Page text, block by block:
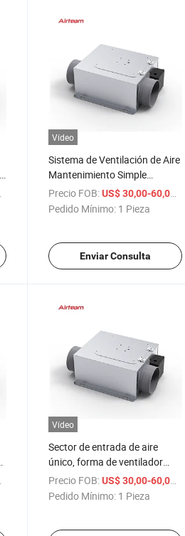
Vídeo
Sistema de Ventilación de Aire
Mantenimiento Simple
Recolección de Aire Fresco
Suministro de Humo Extractor
Precio FOB: US$ 30,00-60,00
Pedido Mínimo: 1 Pieza
Enviar Consulta
Vídeo
Sector de entrada de aire
único, forma de ventilador
soplador superdelgado,
ventilador de circulación de
Precio FOB: US$ 30,00-60,00
Pedido Mínimo: 1 Pieza